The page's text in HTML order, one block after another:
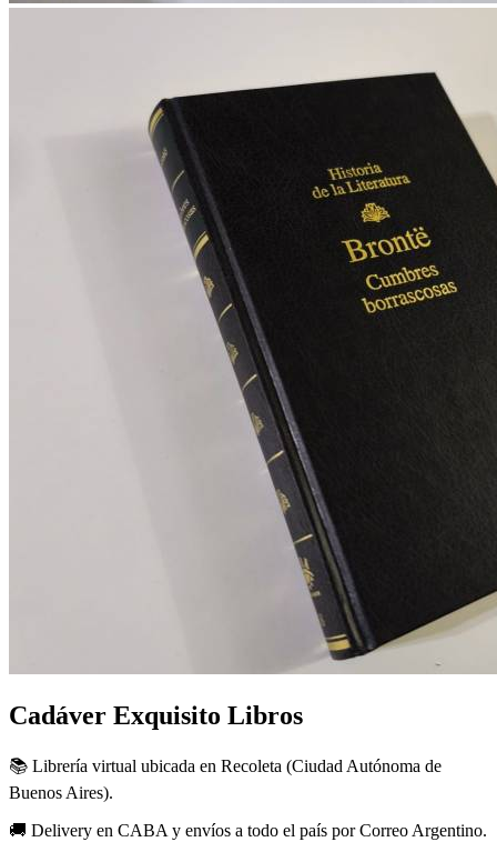
Cadáver Exquisito Libros
📚 Librería virtual ubicada en Recoleta (Ciudad Autónoma de
Buenos Aires).
🚚 Delivery en CABA y envíos a todo el país por Correo Argentino.